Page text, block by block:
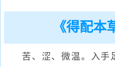
《得配本
苦、涩、微温。入手